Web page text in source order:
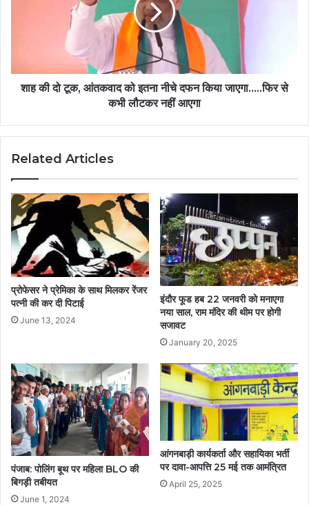
शाह की दो टूक, आंतकवाद को इतना नीचे दफन किया जाएगा.....फिर से
कभी लौटकर नहीं आएगा
Related Articles
प्रोफेसर ने प्रेमिका के साथ मिलकर रेंजर
पत्नी की कर दी पिटाई
June 13, 2024
इंदौर फूड हब 22 जनवरी को मनाएगा
नया साल, राम मंदिर की थीम पर होगी
सजावट
January 20, 2025
पंजाब: पोलिंग बूथ पर महिला BLO की
बिगड़ी तबीयत
June 1, 2024
आंगनबाड़ी कार्यकर्ता और सहायिका भर्ती
पर दावा-आपत्ति 25 मई तक आमंत्रित
April 25, 2025